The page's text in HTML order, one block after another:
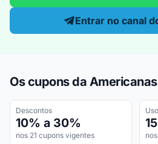
Entrar no canal
Os cupons da
Descontos
10% a 30%
nos 21 cupons vigentes